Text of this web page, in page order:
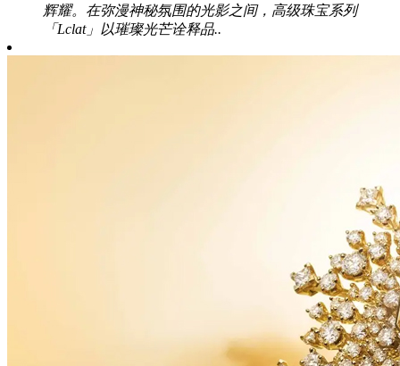
辉耀。在弥漫神秘氛围的光影之间，高级珠宝系列
「Lclat」以璀璨光芒诠释品..